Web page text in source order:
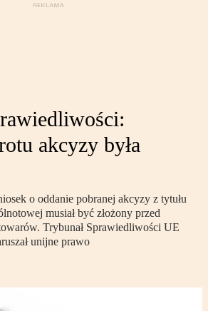
akcyzy była
o oddanie pobranej akcyzy z tytułu
musiał być złożony przed
Trybunał Sprawiedliwości UE
unijne prawo